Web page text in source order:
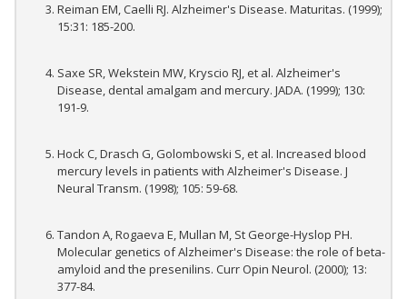
Reiman EM, Caelli RJ. Alzheimer's Disease. Maturitas. (1999);
15:31: 185-200.
Saxe SR, Wekstein MW, Kryscio RJ, et al. Alzheimer's
Disease, dental amalgam and mercury. JADA. (1999); 130:
191-9.
Hock C, Drasch G, Golombowski S, et al. Increased blood
mercury levels in patients with Alzheimer's Disease. J
Neural Transm. (1998); 105: 59-68.
Tandon A, Rogaeva E, Mullan M, St George-Hyslop PH.
Molecular genetics of Alzheimer's Disease: the role of beta-
amyloid and the presenilins. Curr Opin Neurol. (2000); 13:
377-84.